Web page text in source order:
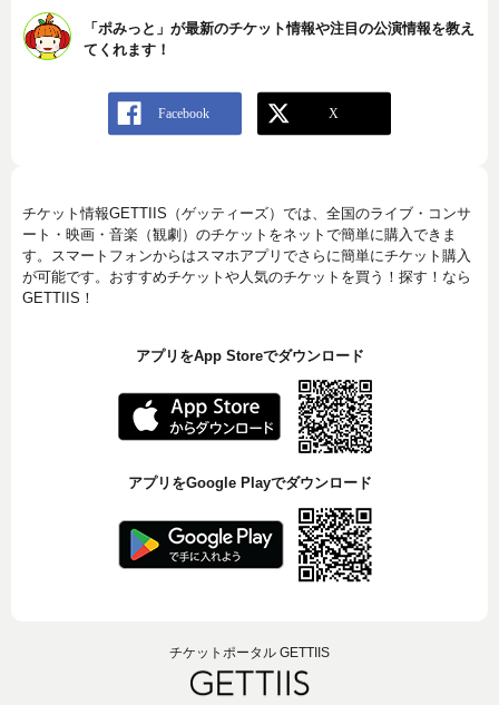
「ポみっと」が最新のチケット情報や注目の公演情報を教え
てくれます！
チケット情報GETTIIS（ゲッティーズ）では、全国のライブ・コンサ
ート・映画・音楽（観劇）のチケットをネットで簡単に購入できま
す。スマートフォンからはスマホアプリでさらに簡単にチケット購入
が可能です。おすすめチケットや人気のチケットを買う！探す！なら
GETTIIS！
アプリをApp Storeでダウンロード
アプリをGoogle Playでダウンロード
チケットポータル GETTIIS